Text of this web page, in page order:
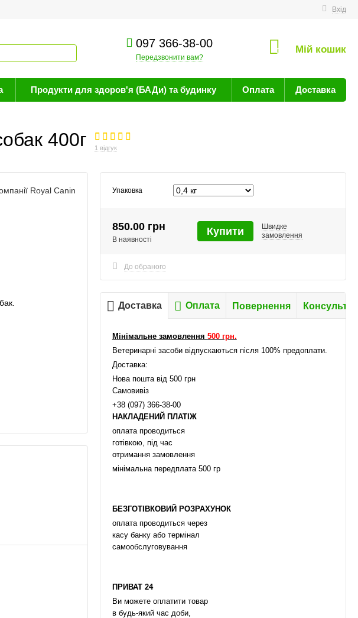
Вхід
097 366-38-00
Передзвонити вам?
0 Мій кошик
Продукти для здоров'я (БАДи) та будинку Оплата Доставка
400г
1 відгук
Упаковка
850.00 грн
В наявності
Купити
Швидке
замовлення
До обраного
Доставка Оплата Повернення
Мінімальне замовлення 500 грн.
Ветеринарні засоби відпускаються після 100% предоплати.
Доставка:
Нова пошта від 500 грн
Самовивіз
+38 (097) 366-38-00
НАКЛАДЕНИЙ ПЛАТІЖ
оплата проводиться
готівкою, під час
отримання замовлення
мінімальна передплата 500 гр
БЕЗГОТІВКОВИЙ РОЗРАХУНОК
оплата проводиться через
касу банку або термінал
самообслуговування
ПРИВАТ 24
Ви можете оплатити товар
в будь-який час доби,